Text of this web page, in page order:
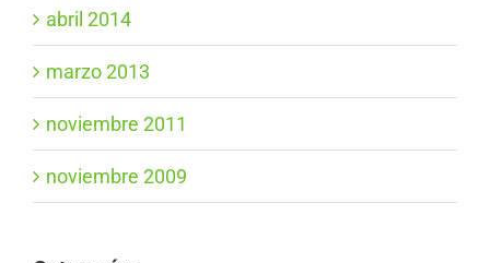
abril 2014
marzo 2013
noviembre 2011
noviembre 2009